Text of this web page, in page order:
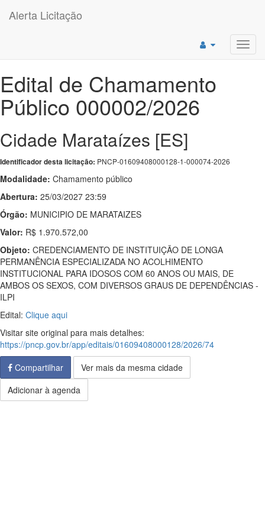
Alerta Licitação
Edital de Chamamento
Público 000002/2026
Cidade Marataízes [ES]
Identificador desta licitação: PNCP-01609408000128-1-000074-2026
Modalidade: Chamamento público
Abertura: 25/03/2027 23:59
Órgão: MUNICIPIO DE MARATAIZES
Valor: R$ 1.970.572,00
Objeto: CREDENCIAMENTO DE INSTITUIÇÃO DE LONGA
PERMANÊNCIA ESPECIALIZADA NO ACOLHIMENTO
INSTITUCIONAL PARA IDOSOS COM 60 ANOS OU MAIS, DE
AMBOS OS SEXOS, COM DIVERSOS GRAUS DE DEPENDÊNCIAS -
ILPI
Edital: Clique aqui
Visitar site original para mais detalhes:
https://pncp.gov.br/app/editais/01609408000128/2026/74
Compartilhar
Ver mais da mesma cidade
Adicionar à agenda